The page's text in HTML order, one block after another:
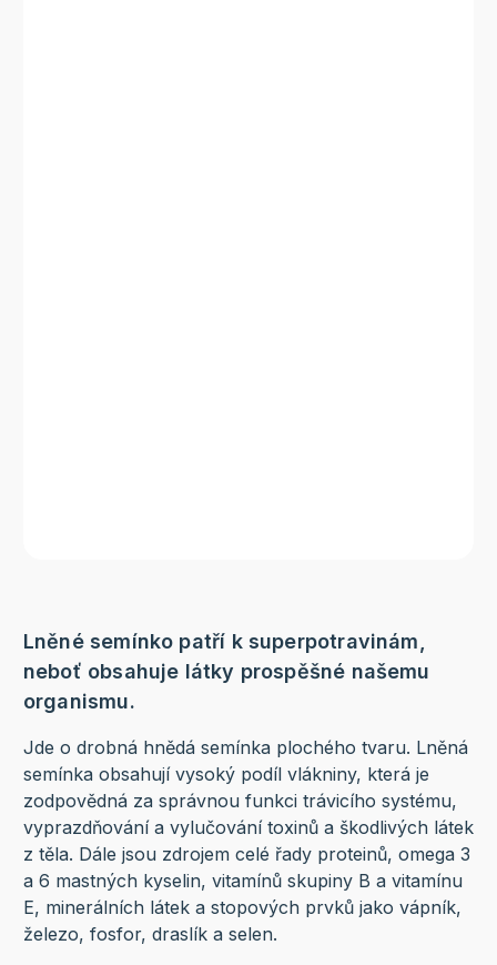
Lněné semínko patří k superpotravinám,
neboť obsahuje látky prospěšné našemu
organismu.
Jde o drobná hnědá semínka plochého tvaru. Lněná
semínka obsahují vysoký podíl vlákniny, která je
zodpovědná za správnou funkci trávicího systému,
vyprazdňování a vylučování toxinů a škodlivých látek
z těla. Dále jsou zdrojem celé řady proteinů, omega 3
a 6 mastných kyselin, vitamínů skupiny B a vitamínu
E, minerálních látek a stopových prvků jako vápník,
železo, fosfor, draslík a selen.